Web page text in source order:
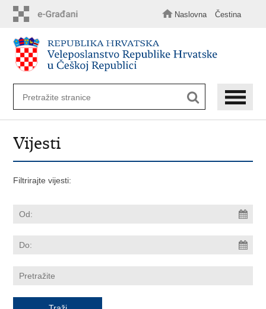
sadržaj
Naslovna Čestina
Vijesti
Filtrirajte vijesti: